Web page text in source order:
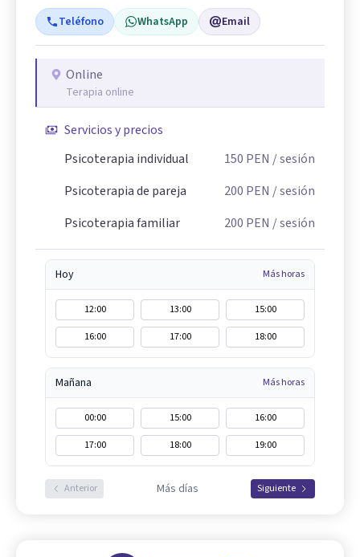
Teléfono WhatsApp Email
Online
Terapia online
Servicios y precios
Psicoterapia individual
150 PEN / sesión
Psicoterapia de pareja
200 PEN / sesión
Psicoterapia familiar
200 PEN / sesión
Hoy Más horas
12:00 13:00
15:00
16:00
17:00 18:00
Mañana Más horas
00:00 15:00
16:00
17:00
18:00 19:00
Anterior Más días Siguiente